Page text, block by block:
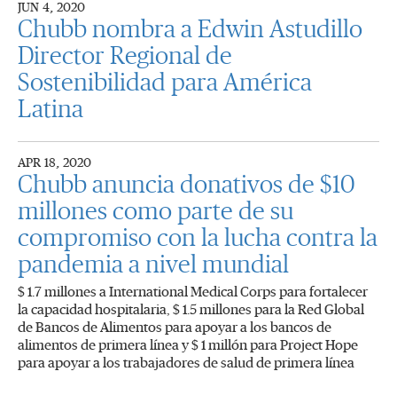
JUN 4, 2020
Chubb nombra a Edwin Astudillo
Director Regional de
Sostenibilidad para América
Latina
APR 18, 2020
Chubb anuncia donativos de $10
millones como parte de su
compromiso con la lucha contra la
pandemia a nivel mundial
$ 1.7 millones a International Medical Corps para fortalecer
la capacidad hospitalaria, $ 1.5 millones para la Red Global
de Bancos de Alimentos para apoyar a los bancos de
alimentos de primera línea y $ 1 millón para Project Hope
para apoyar a los trabajadores de salud de primera línea